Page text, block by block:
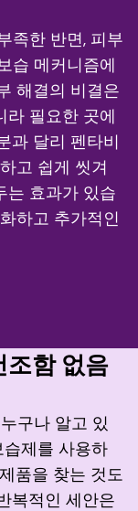
족한 반면, 피부
습 메커니즘에
해결의 비결은
라 필요한 곳에
과 달리 펜타비
고 쉽게 씻겨
는 효과가 있습
하고 추가적인
조함 없음
구나 알고 있
제를 사용하
품을 찾는 것도
복적인 세안은